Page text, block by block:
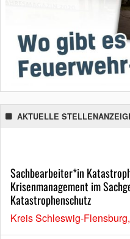
AKTUELLE
Sachbearbeiter*in
Krisenmanagement im
Katastrophenschutz
Kreis Schleswig-